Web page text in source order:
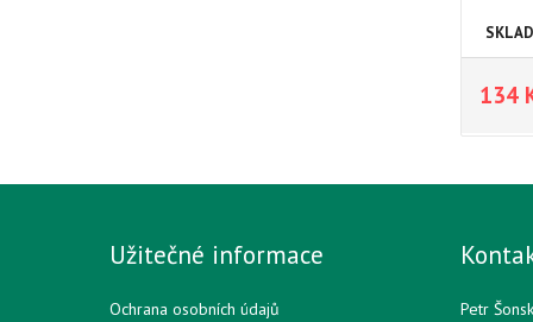
134
Užitečné informace
Ochrana osobních údajů Petr